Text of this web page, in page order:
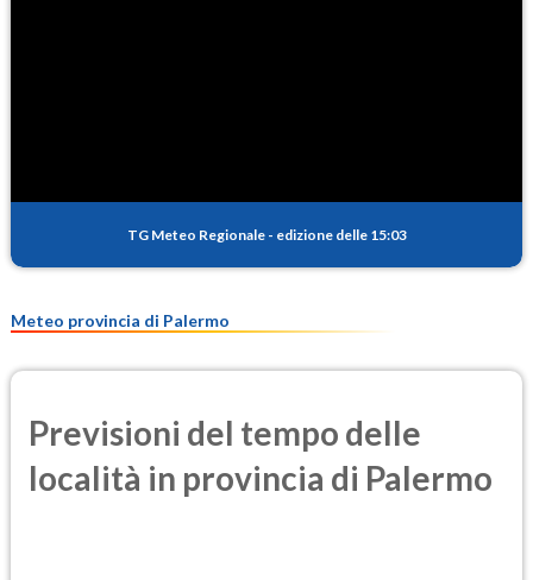
TG Meteo Regionale - edizione delle 15:03
Meteo provincia di Palermo
Previsioni del tempo delle
località in provincia di Palermo